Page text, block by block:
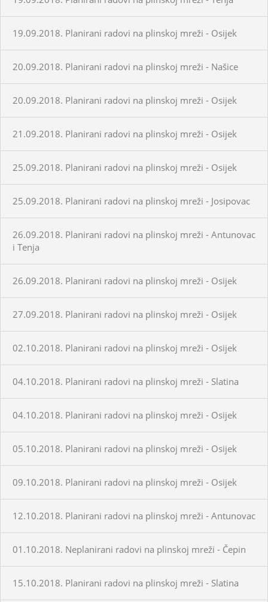
19.09.2018. Planirani radovi na plinskoj mreži - Osijek
20.09.2018. Planirani radovi na plinskoj mreži - Našice
20.09.2018. Planirani radovi na plinskoj mreži - Osijek
21.09.2018. Planirani radovi na plinskoj mreži - Osijek
25.09.2018. Planirani radovi na plinskoj mreži - Osijek
25.09.2018. Planirani radovi na plinskoj mreži - Josipovac
26.09.2018. Planirani radovi na plinskoj mreži - Antunovac
i Tenja
26.09.2018. Planirani radovi na plinskoj mreži - Osijek
27.09.2018. Planirani radovi na plinskoj mreži - Osijek
02.10.2018. Planirani radovi na plinskoj mreži - Osijek
04.10.2018. Planirani radovi na plinskoj mreži - Slatina
04.10.2018. Planirani radovi na plinskoj mreži - Osijek
05.10.2018. Planirani radovi na plinskoj mreži - Osijek
09.10.2018. Planirani radovi na plinskoj mreži - Osijek
12.10.2018. Planirani radovi na plinskoj mreži - Antunovac
01.10.2018. Neplanirani radovi na plinskoj mreži - Čepin
15.10.2018. Planirani radovi na plinskoj mreži - Slatina